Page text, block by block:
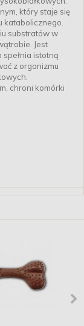
który staje się
katabolicznego.
substratów w
Jest
istotną
z organizmu
chroni komórki